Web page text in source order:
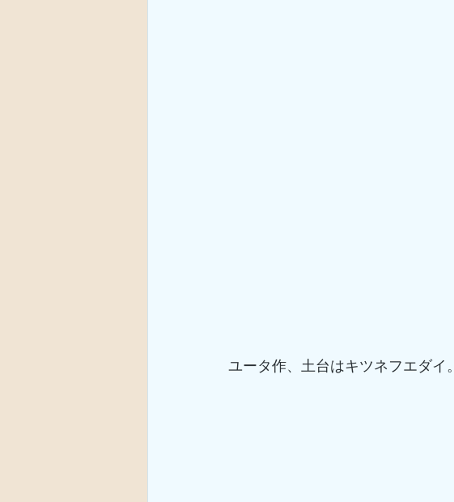
ユータ作、土台はキツネフエダイ。